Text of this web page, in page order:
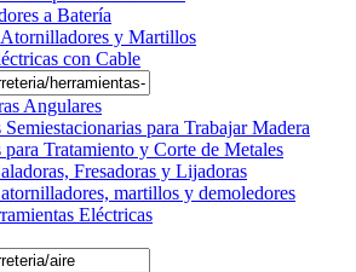
a Batería
y Martillos
con Cable
Angulares
para Trabajar Madera
para Tratamiento y Corte de Metales
Fresadoras y Lijadoras
martillos y demoledores
Eléctricas